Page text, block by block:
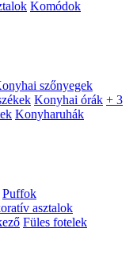
Komódok
szőnyegek
Konyhai órák + 3
Konyharuhák
Puffok
asztalok
Füles fotelek